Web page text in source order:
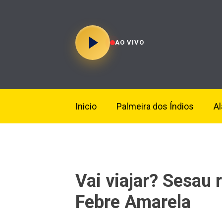
AO VIVO
Inicio Palmeira dos Índios
Vai viajar? Sesau
Febre Amarela